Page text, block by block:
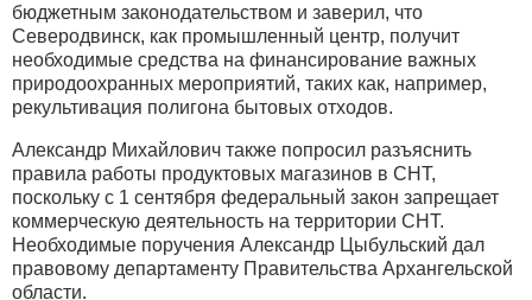
бюджетным законодательством и заверил, что
Северодвинск, как промышленный центр, получит
необходимые средства на финансирование важных
природоохранных мероприятий, таких как, например,
рекультивация полигона бытовых отходов.
Александр Михайлович также попросил разъяснить
правила работы продуктовых магазинов в СНТ,
поскольку с 1 сентября федеральный закон запрещает
коммерческую деятельность на территории СНТ.
Необходимые поручения Александр Цыбульский дал
правовому департаменту Правительства Архангельской
области.